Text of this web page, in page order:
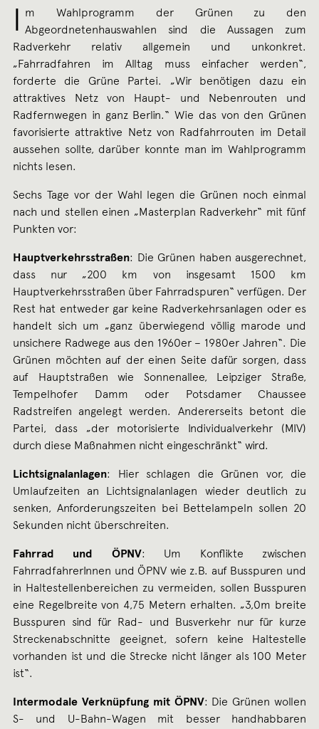
I m Wahlprogramm der Grünen zu den
Abgeordnetenhauswahlen sind die Aussagen zum
Radverkehr relativ allgemein und unkonkret.
„Fahrradfahren im Alltag muss einfacher werden“,
forderte die Grüne Partei. „Wir benötigen dazu ein
attraktives Netz von Haupt- und Nebenrouten und
Radfernwegen in ganz Berlin.“ Wie das von den Grünen
favorisierte attraktive Netz von Radfahrrouten im Detail
aussehen sollte, darüber konnte man im Wahlprogramm
nichts lesen.
Sechs Tage vor der Wahl legen die Grünen noch einmal
nach und stellen einen „Masterplan Radverkehr“ mit fünf
Punkten vor:
Hauptverkehrsstraßen: Die Grünen haben ausgerechnet,
dass nur „200 km von insgesamt 1500 km
Hauptverkehrsstraßen über Fahrradspuren“ verfügen. Der
Rest hat entweder gar keine Radverkehrsanlagen oder es
handelt sich um „ganz überwiegend völlig marode und
unsichere Radwege aus den 1960er – 1980er Jahren“. Die
Grünen möchten auf der einen Seite dafür sorgen, dass
auf Hauptstraßen wie Sonnenallee, Leipziger Straße,
Tempelhofer Damm oder Potsdamer Chaussee
Radstreifen angelegt werden. Andererseits betont die
Partei, dass „der motorisierte Individualverkehr (MIV)
durch diese Maßnahmen nicht eingeschränkt“ wird.
Lichtsignalanlagen: Hier schlagen die Grünen vor, die
Umlaufzeiten an Lichtsignalanlagen wieder deutlich zu
senken, Anforderungszeiten bei Bettelampeln sollen 20
Sekunden nicht überschreiten.
Fahrrad und ÖPNV: Um Konflikte zwischen
FahrradfahrerInnen und ÖPNV wie z.B. auf Busspuren und
in Haltestellenbereichen zu vermeiden, sollen Busspuren
eine Regelbreite von 4,75 Metern erhalten. „3,0m breite
Busspuren sind für Rad- und Busverkehr nur für kurze
Streckenabschnitte geeignet, sofern keine Haltestelle
vorhanden ist und die Strecke nicht länger als 100 Meter
ist“.
Intermodale Verknüpfung mit ÖPNV: Die Grünen wollen
S- und U-Bahn-Wagen mit besser handhabbaren